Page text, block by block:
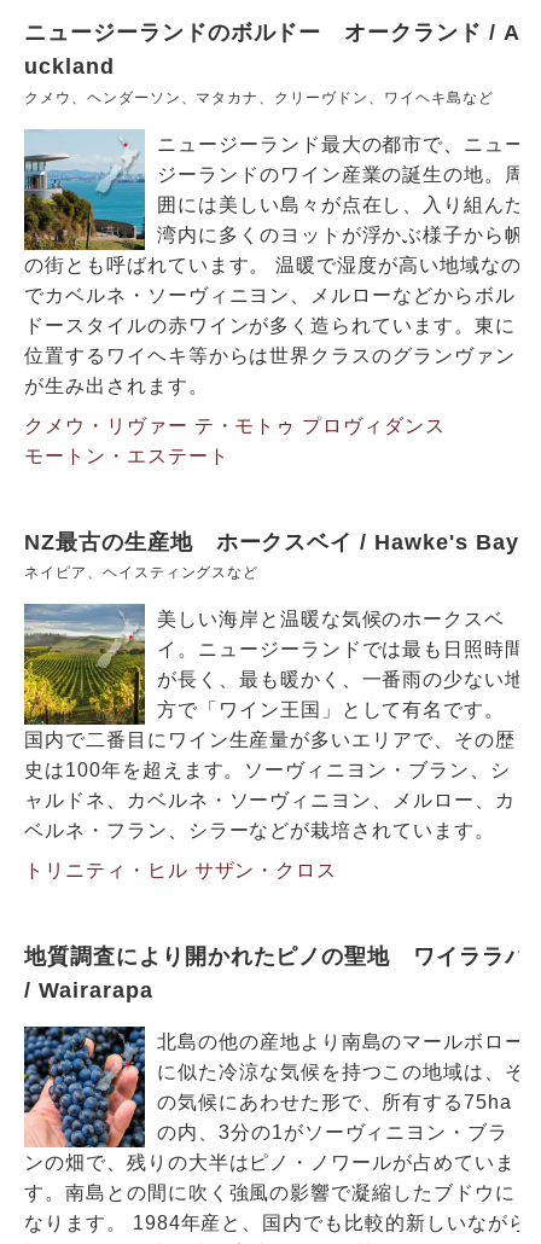
ニュージーランドのボルドー オークランド / A
uckland
クメウ、ヘンダーソン、マタカナ、クリーヴドン、ワイヘキ島など
ニュージーランド最大の都市で、ニュー
ジーランドのワイン産業の誕生の地。周
囲には美しい島々が点在し、入り組んだ
湾内に多くのヨットが浮かぶ様子から帆
の街とも呼ばれています。 温暖で湿度が高い地域なの
でカベルネ・ソーヴィニヨン、メルローなどからボル
ドースタイルの赤ワインが多く造られています。東に
位置するワイヘキ等からは世界クラスのグランヴァン
が生み出されます。
クメウ・リヴァー テ・モトゥ プロヴィダンス
モートン・エステート
NZ最古の生産地 ホークスベイ / Hawke's Bay
ネイピア、ヘイスティングスなど
美しい海岸と温暖な気候のホークスベ
イ。ニュージーランドでは最も日照時間
が長く、最も暖かく、一番雨の少ない地
方で「ワイン王国」として有名です。
国内で二番目にワイン生産量が多いエリアで、その歴
史は100年を超えます。ソーヴィニヨン・ブラン、シ
ャルドネ、カベルネ・ソーヴィニヨン、メルロー、カ
ベルネ・フラン、シラーなどが栽培されています。
トリニティ・ヒル サザン・クロス
地質調査により開かれたピノの聖地 ワイララパ
/ Wairarapa
北島の他の産地より南島のマールボロー
に似た冷涼な気候を持つこの地域は、そ
の気候にあわせた形で、所有する75ha
の内、3分の1がソーヴィニヨン・ブラ
ンの畑で、残りの大半はピノ・ノワールが占めていま
す。南島との間に吹く強風の影響で凝縮したブドウに
なります。 1984年産と、国内でも比較的新しいながら